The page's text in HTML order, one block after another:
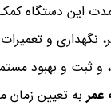
این دستگاه
نگهداری و
و ثبت و بهبود
به تعیین زمان